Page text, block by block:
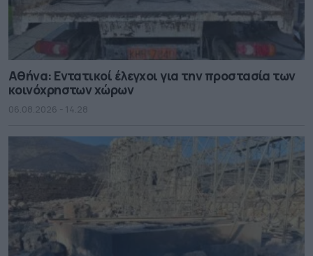
Αθήνα: Εντατικοί έλεγχοι για την προστασία των
κοινόχρηστων χώρων
06.08.2026 - 14.28